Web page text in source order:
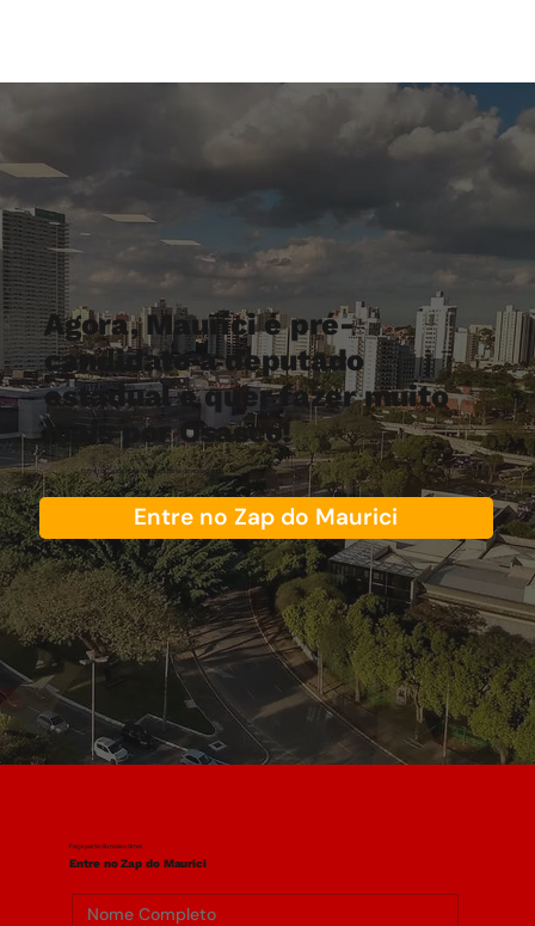
Agora, Maurici é pré-
candidato a deputado
estadual e quer fazer muito
mais por Osasco!
Entre no Zap do Maurici e faça parte do nosso time!
Entre no Zap do Maurici
Faça parte do nosso time!
Entre no Zap do Maurici